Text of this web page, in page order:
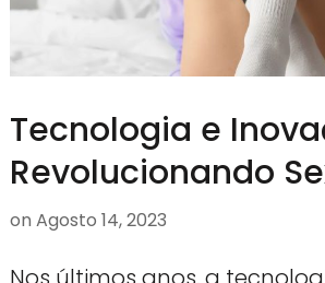
Tecnologia e
Revolucionando
on Agosto 14, 2023